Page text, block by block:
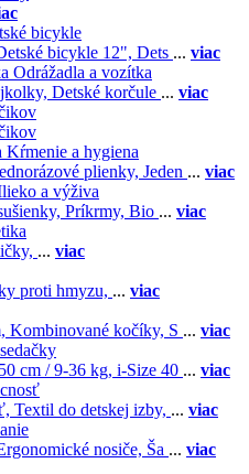
bicykle
bicykle 12", Dets ... viac
Odrážadla a vozítka
Detské korčule ... viac
Kŕmenie a hygiena
plienky, Jeden ... viac
a výživa
Príkrmy, Bio ... viac
... viac
proti hmyzu, ... viac
Kombinované kočíky, S ... viac
cm / 9-36 kg, i-Size 40 ... viac
Textil do detskej izby, ... viac
nosiče, Ša ... viac